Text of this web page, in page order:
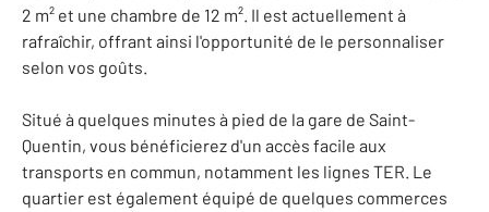
2 m² et une chambre de 12 m². Il est actuellement à
rafraîchir, offrant ainsi l'opportunité de le personnaliser
selon vos goûts.
Situé à quelques minutes à pied de la gare de Saint-
Quentin, vous bénéficierez d'un accès facile aux
transports en commun, notamment les lignes TER. Le
quartier est également équipé de quelques commerces